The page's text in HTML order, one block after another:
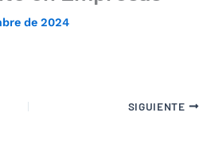
de 2024
SIGUIENTE